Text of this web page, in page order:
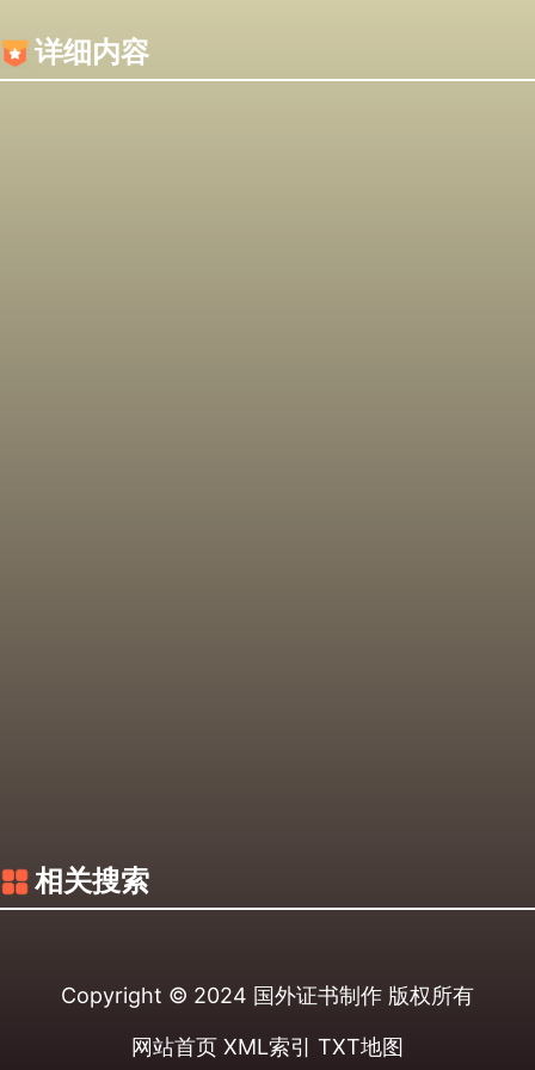
详细内容
相关搜索
Copyright © 2024 国外证书制作 版权所有
网站首页 XML索引 TXT地图